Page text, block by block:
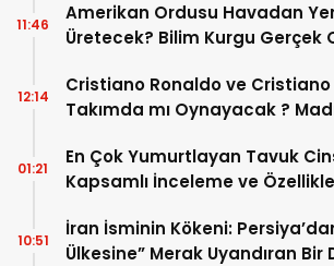
Amerikan Ordusu Havadan
Üretecek? Bilim Kurgu Gerçek
11:46
Cristiano Ronaldo ve Cristiano
Takımda mı Oynayacak ?
12:14
En Çok Yumurtlayan Tavuk
Kapsamlı İnceleme ve
01:21
İran İsminin Kökeni:
Ülkesine” Merak Uyandıran Bir
10:51